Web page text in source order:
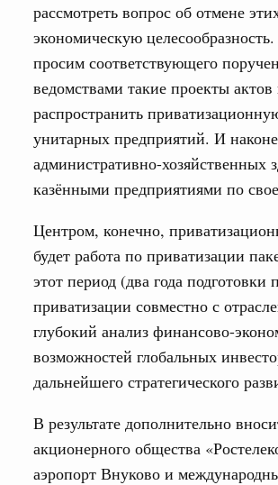
рассмотреть вопрос об отмене
экономическую
просим соответствующего
ведомствами такие проекты
распространить
унитарных предприятий. И
административно-хозяйственных
казёнными предприятиями по
Центром, конечно,
будет работа по приватизации
этот период (два года
приватизации совместно с
глубокий анализ финансово-
возможностей глобальных
дальнейшего стратегического
В результате дополнительно
акционерного общества
аэропорт Внуково и